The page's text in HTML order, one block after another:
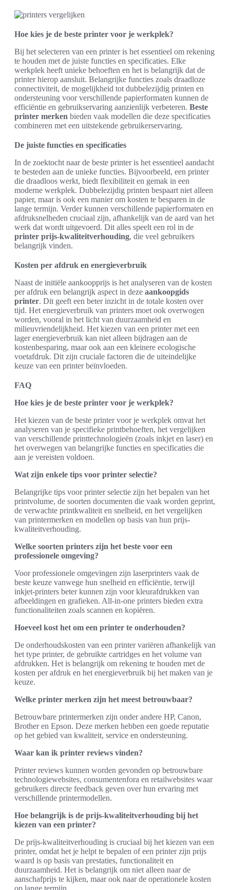
Hoe kies je de beste printer voor je werkplek?
Bij het selecteren van een printer is het essentieel om rekening
te houden met de juiste functies en specificaties. Elke
werkplek heeft unieke behoeften en het is belangrijk dat de
printer hierop aansluit. Belangrijke functies zoals draadloze
connectiviteit, de mogelijkheid tot dubbelezijdig printen en
ondersteuning voor verschillende papierformaten kunnen de
efficiëntie en gebruikservaring aanzienlijk verbeteren. Beste
printer merken bieden vaak modellen die deze specificaties
combineren met een uitstekende gebruikerservaring.
De juiste functies en specificaties
In de zoektocht naar de beste printer is het essentieel aandacht
te besteden aan de unieke functies. Bijvoorbeeld, een printer
die draadloos werkt, biedt flexibiliteit en gemak in een
moderne werkplek. Dubbelezijdig printen bespaart niet alleen
papier, maar is ook een manier om kosten te besparen in de
lange termijn. Verder kunnen verschillende papierformaten en
afdruksnelheden cruciaal zijn, afhankelijk van de aard van het
werk dat wordt uitgevoerd. Dit alles speelt een rol in de
printer prijs-kwaliteitverhouding, die veel gebruikers
belangrijk vinden.
Kosten per afdruk en energieverbruik
Naast de initiële aankoopprijs is het analyseren van de kosten
per afdruk een belangrijk aspect in deze aankoopgids
printer. Dit geeft een beter inzicht in de totale kosten over
tijd. Het energieverbruik van printers moet ook overwogen
worden, vooral in het licht van duurzaamheid en
milieuvriendelijkheid. Het kiezen van een printer met een
lager energieverbruik kan niet alleen bijdragen aan de
kostenbesparing, maar ook aan een kleinere ecologische
voetafdruk. Dit zijn cruciale factoren die de uiteindelijke
keuze van een printer beïnvloeden.
FAQ
Hoe kies je de beste printer voor je werkplek?
Het kiezen van de beste printer voor je werkplek omvat het
analyseren van je specifieke printbehoeften, het vergelijken
van verschillende printtechnologieën (zoals inkjet en laser) en
het overwegen van belangrijke functies en specificaties die
aan je vereisten voldoen.
Wat zijn enkele tips voor printer selectie?
Belangrijke tips voor printer selectie zijn het bepalen van het
printvolume, de soorten documenten die vaak worden geprint,
de verwachte printkwaliteit en snelheid, en het vergelijken
van printermerken en modellen op basis van hun prijs-
kwaliteitverhouding.
Welke soorten printers zijn het beste voor een
professionele omgeving?
Voor professionele omgevingen zijn laserprinters vaak de
beste keuze vanwege hun snelheid en efficiëntie, terwijl
inkjet-printers beter kunnen zijn voor kleurafdrukken van
afbeeldingen en grafieken. All-in-one printers bieden extra
functionaliteiten zoals scannen en kopiëren.
Hoeveel kost het om een printer te onderhouden?
De onderhoudskosten van een printer variëren afhankelijk van
het type printer, de gebruikte cartridges en het volume van
afdrukken. Het is belangrijk om rekening te houden met de
kosten per afdruk en het energieverbruik bij het maken van je
keuze.
Welke printer merken zijn het meest betrouwbaar?
Betrouwbare printermerken zijn onder andere HP, Canon,
Brother en Epson. Deze merken hebben een goede reputatie
op het gebied van kwaliteit, service en ondersteuning.
Waar kan ik printer reviews vinden?
Printer reviews kunnen worden gevonden op betrouwbare
technologiewebsites, consumentenfora en retailwebsites waar
gebruikers directe feedback geven over hun ervaring met
verschillende printermodellen.
Hoe belangrijk is de prijs-kwaliteitverhouding bij het
kiezen van een printer?
De prijs-kwaliteitverhouding is cruciaal bij het kiezen van een
printer, omdat het je helpt te bepalen of een printer zijn prijs
waard is op basis van prestaties, functionaliteit en
duurzaamheid. Het is belangrijk om niet alleen naar de
aanschafprijs te kijken, maar ook naar de operationele kosten
op lange termijn.